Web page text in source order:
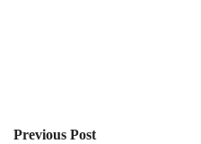
Previous Post